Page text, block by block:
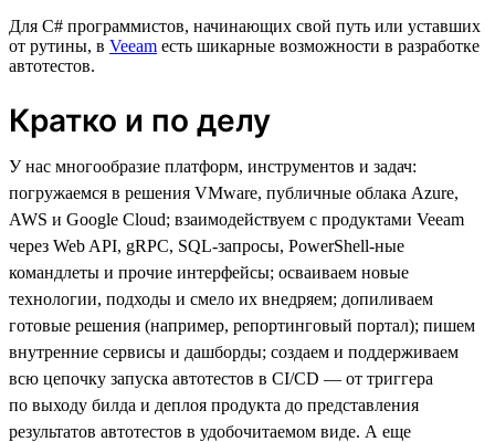
Для C# программистов, начинающих свой путь или уставших
от рутины, в Veeam есть шикарные возможности в разработке
автотестов.
Кратко и по делу
У нас многообразие платформ, инструментов и задач:
погружаемся в решения VMware, публичные облака Azure,
AWS и Google Cloud; взаимодействуем с продуктами Veeam
через Web API, gRPC, SQL-запросы, PowerShell-ные
командлеты и прочие интерфейсы; осваиваем новые
технологии, подходы и смело их внедряем; допиливаем
готовые решения (например, репортинговый портал); пишем
внутренние сервисы и дашборды; создаем и поддерживаем
всю цепочку запуска автотестов в CI/CD — от триггера
по выходу билда и деплоя продукта до представления
результатов автотестов в удобочитаемом виде. А еще